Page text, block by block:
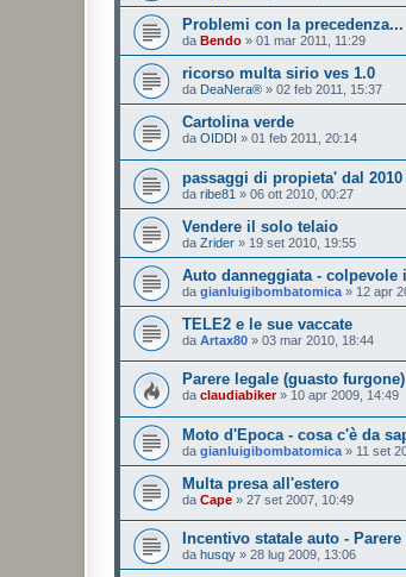
Problemi con la precedenza...
da Bendo » 01 mar 2011, 11:29
ricorso multa sirio ves 1.0
da DeaNera® » 02 feb 2011, 15:37
Cartolina verde
da OIDDI » 01 feb 2011, 20:14
passaggi di propieta' dal
da ribe81 » 06 ott 2010, 00:27
Vendere il solo telaio
da Zrider » 19 set 2010, 19:55
Auto danneggiata - colpevole
da gianluigibombatomica » 12 apr
TELE2 e le sue vaccate
da Artax80 » 03 mar 2010, 18:44
Parere legale (guasto furgone)
da claudiabiker» 10 apr 2009, 14:49
Moto d'Epoca - cosa c'è da
da gianluigibombatomica » 11 set
Multa presa all'estero
da Cape » 27 set 2007, 10:49
Incentivo statale auto -
da husqy » 28 lug 2009, 13:06